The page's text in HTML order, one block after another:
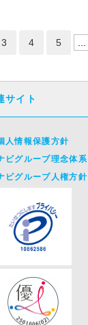
3 4 5 ...
サイト
人情報保護方針
ビグループ理念体系
ビグループ人権方針